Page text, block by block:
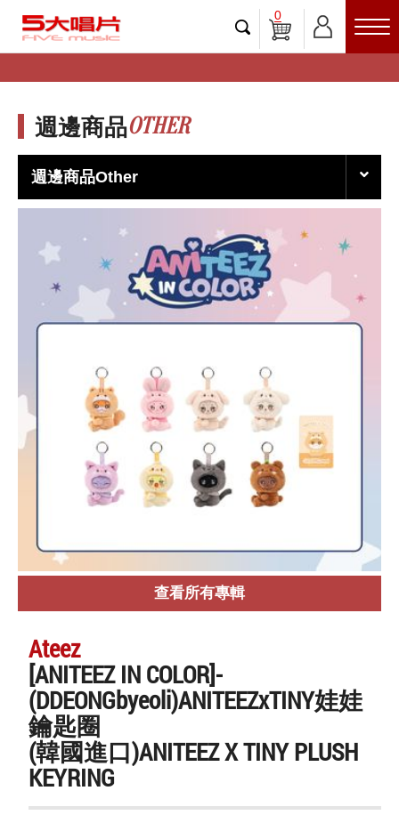
0
週邊商品OTHER
週邊商品Other
查看所有專輯
Ateez
[ANITEEZ IN COLOR]-
(DDEONGbyeoli)ANITEEZxTINY娃娃
鑰匙圈
(韓國進口)ANITEEZ X TINY PLUSH
KEYRING